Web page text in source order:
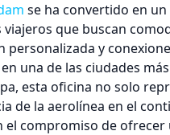
se ha convertido en
viajeros que buscan
personalizada y
una de las ciudades
esta oficina no solo
de la aerolínea en el
el compromiso de ofrecer